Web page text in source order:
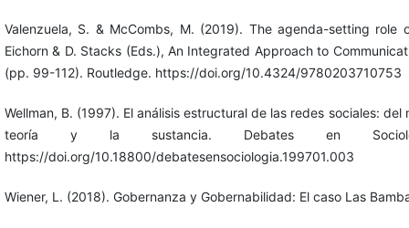
Valenzuela, S. & McCombs, M. (2019). The agenda-setting role
Eichorn & D. Stacks (Eds.), An Integrated Approach to
(pp. 99-112). Routledge. https://doi.org/10.4324/9780203710753
Wellman, B. (1997). El análisis estructural de las redes sociales:
teoría y la sustancia. Debates en
https://doi.org/10.18800/debatesensociologia.199701.003
Wiener, L. (2018). Gobernanza y Gobernabilidad: El caso Las